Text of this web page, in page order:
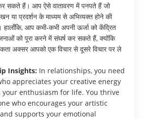
सकते हैं। आप ऐसे वातावरण में पनपते हैं जो
या प्रदर्शन के माध्यम से अभिव्यक्त होने की
हालाँकि, आप कभी-कभी अपनी ऊर्जा को केंद्रित
को पूरा करने में संघर्ष कर सकते हैं, क्योंकि
अक्सर आपको एक विचार से दूसरे विचार पर ले
Insights: In relationships, you need
appreciates your creative energy
your enthusiasm for life. You thrive
who encourages your artistic
supports your emotional